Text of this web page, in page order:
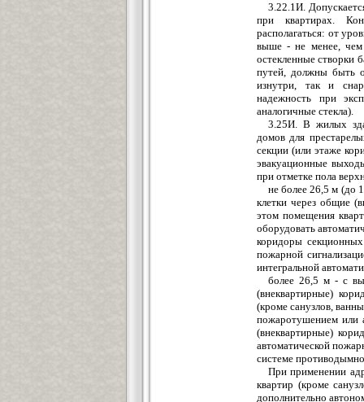
3.22.1И.
при квартирах.
располагаться: от
выше - не менее,
остекленные створки
путей, должны быть
изнутри, так и
надежность при
аналогичные стекла).
3.25И. В жилых
домов для
секции (или этаже
эвакуационные
при отметке пола
не более 26,5 м (до
клетки через общие
этом помещения
оборудовать
коридоры
пожарной
интегральной
более 26,5 м - с
(внеквартирные)
(кроме санузлов,
пожаротушением или
(внеквартирные)
автоматической
системе
При применении
квартир (кроме
дополнительно